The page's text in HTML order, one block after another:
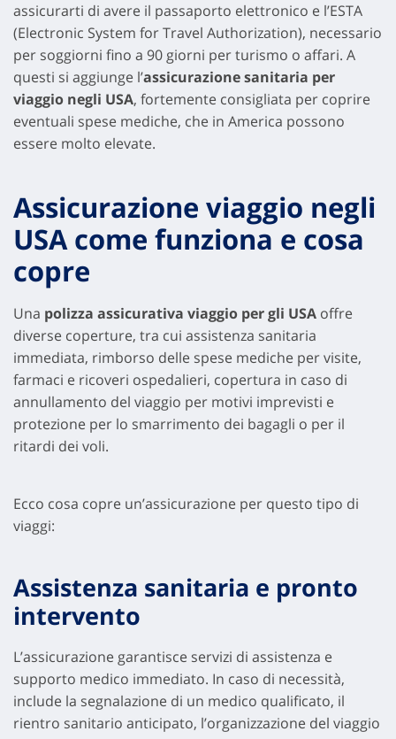
assicurarti di avere il passaporto elettronico e l’ESTA
(Electronic System for Travel Authorization), necessario
per soggiorni fino a 90 giorni per turismo o affari. A
questi si aggiunge l’assicurazione sanitaria per
viaggio negli USA, fortemente consigliata per coprire
eventuali spese mediche, che in America possono
essere molto elevate.
Assicurazione viaggio negli
USA come funziona e cosa
copre
Una polizza assicurativa viaggio per gli USA offre
diverse coperture, tra cui assistenza sanitaria
immediata, rimborso delle spese mediche per visite,
farmaci e ricoveri ospedalieri, copertura in caso di
annullamento del viaggio per motivi imprevisti e
protezione per lo smarrimento dei bagagli o per il
ritardi dei voli.
Ecco cosa copre un’assicurazione per questo tipo di
viaggi:
Assistenza sanitaria e pronto
intervento
L’assicurazione garantisce servizi di assistenza e
supporto medico immediato. In caso di necessità,
include la segnalazione di un medico qualificato, il
rientro sanitario anticipato, l’organizzazione del viaggio